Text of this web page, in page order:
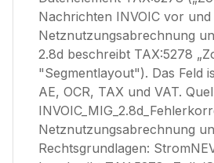
Nachrichten INVOIC vor
Netznutzungsabrechnung
2.8d beschreibt TAX:5278
"Segmentlayout"). Das Feld
AE, OCR, TAX und VAT.
Netznutzungsabrechnung
Rechtsgrundlagen: